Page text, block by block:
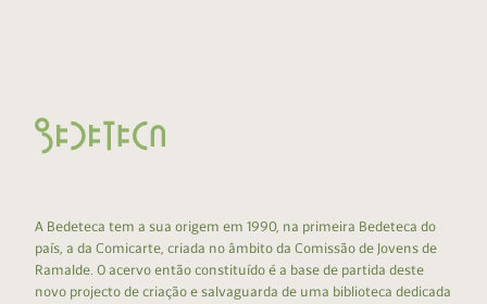
A Bedeteca tem a sua origem em 1990, na primeira Bedeteca do
país, a da Comicarte, criada no âmbito da Comissão de Jovens de
Ramalde. O acervo então constituído é a base de partida deste
novo projecto de criação e salvaguarda de uma biblioteca dedicada